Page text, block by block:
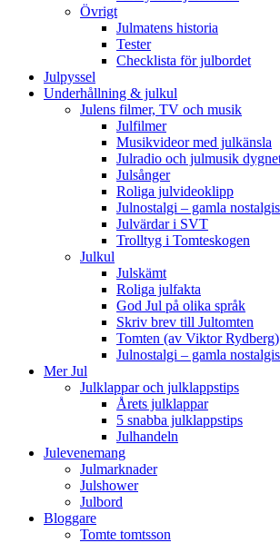
Övrigt
Julmatens historia
Tester
Checklista för julbordet
Julpyssel
Underhållning & julkul
Julens filmer, TV och musik
Julfilmer
Musikvideor med julkänsla
Julradio och julmusik
Julsånger
Roliga julvideoklipp
Julnostalgi – gamla
Julvärdar i SVT
Trolltyg i Tomteskogen
Julkul
Julskämt
Roliga julfakta
God Jul på olika språk
Skriv brev till Jultomten
Tomten (av Viktor Rydberg)
Julnostalgi – gamla
Mer Jul
Julklappar och julklappstips
Årets julklappar
5 snabba julklappstips
Julhandeln
Julevenemang
Julmarknader
Julshower
Julbord
Bloggare
Tomte tomtsson